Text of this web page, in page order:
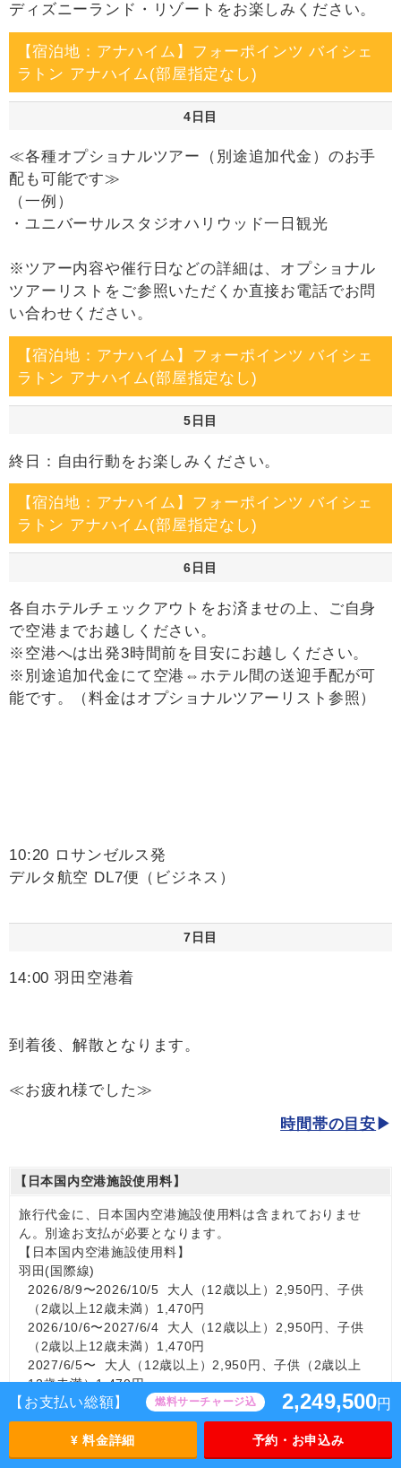
【お支払い総額】 燃料サーチャージ込 2,249,500円
¥ 料金詳細 予約・お申込み
ディズニーランド・リゾートをお楽しみください。
【宿泊地：アナハイム】フォーポインツ バイシェ
ラトン アナハイム(部屋指定なし)
4日目
≪各種オプショナルツアー（別途追加代金）のお手
配も可能です≫
（一例）
・ユニバーサルスタジオハリウッド一日観光
※ツアー内容や催行日などの詳細は、オプショナル
ツアーリストをご参照いただくか直接お電話でお問
い合わせください。
【宿泊地：アナハイム】フォーポインツ バイシェ
ラトン アナハイム(部屋指定なし)
5日目
終日：自由行動をお楽しみください。
【宿泊地：アナハイム】フォーポインツ バイシェ
ラトン アナハイム(部屋指定なし)
6日目
各自ホテルチェックアウトをお済ませの上、ご自身
で空港までお越しください。
※空港へは出発3時間前を目安にお越しください。
※別途追加代金にて空港⇔ホテル間の送迎手配が可
能です。（料金はオプショナルツアーリスト参照）
10:20 ロサンゼルス発
デルタ航空 DL7便（ビジネス）
7日目
14:00 羽田空港着
到着後、解散となります。
≪お疲れ様でした≫
時間帯の目安
【日本国内空港施設使用料】
旅行代金に、日本国内空港施設使用料は含まれておりませ
ん。別途お支払が必要となります。
【日本国内空港施設使用料】
羽田(国際線)
2026/8/9〜2026/10/5 大人（12歳以上）2,950円、子供
（2歳以上12歳未満）1,470円
2026/10/6〜2027/6/4 大人（12歳以上）2,950円、子供
（2歳以上12歳未満）1,470円
2027/6/5〜 大人（12歳以上）2,950円、子供（2歳以上
12歳未満）1,470円
旅行代金に各国空港の旅客サービス施設使用料と空港税等は